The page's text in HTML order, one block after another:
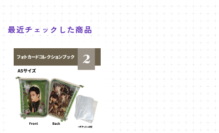
最近チェックした商品